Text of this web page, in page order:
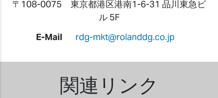
〒108-0075 東京都港区港南1-6-31 品川東急ビ
ル 5F
E-Mail
rdg-mkt@rolanddg.co.jp
関連リンク